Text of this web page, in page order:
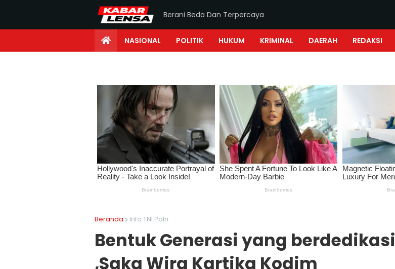
Berani Beda Dan Terpercaya
NASIONAL POLITIK HUKUM KRIMINAL DAERAH REDAKSI
Beranda Info TNI Polri
Bentuk Generasi yang berdedikasi
,Saka Wira Kartika Kodim